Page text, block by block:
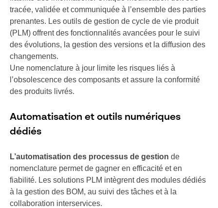
tracée, validée et communiquée à l’ensemble des parties
prenantes. Les outils de gestion de cycle de vie produit
(PLM) offrent des fonctionnalités avancées pour le suivi
des évolutions, la gestion des versions et la diffusion des
changements.
Une nomenclature à jour limite les risques liés à
l’obsolescence des composants et assure la conformité
des produits livrés.
Automatisation et outils numériques
dédiés
L’automatisation des processus de gestion de
nomenclature permet de gagner en efficacité et en
fiabilité. Les solutions PLM intègrent des modules dédiés
à la gestion des BOM, au suivi des tâches et à la
collaboration interservices.